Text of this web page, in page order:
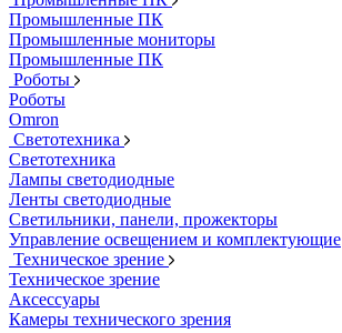
Промышленные ПК
Промышленные мониторы
Промышленные ПК
Роботы
Роботы
Omron
Светотехника
Светотехника
Лампы светодиодные
Ленты светодиодные
Светильники, панели, прожекторы
Управление освещением и комплектующие
Техническое зрение
Техническое зрение
Аксессуары
Камеры технического зрения